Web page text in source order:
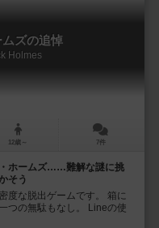
ズの追悼
Holmes
12歳～ 7件
ホームズ……難解な謎に挑
そう
度な脱出ゲームです。 箱に
つの無駄もなし。 Lineの使